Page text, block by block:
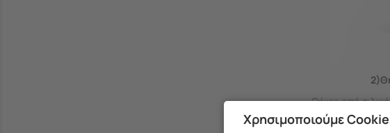
Θήκες από
Χρησιμοποιούμε